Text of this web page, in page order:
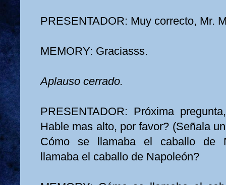
PRESENTADOR: Muy correcto, Mr.
MEMORY: Graciasss.
Aplauso cerrado.
PRESENTADOR: Próxima
Hable mas alto, por favor? (Señala
Cómo se llamaba el caballo de
llamaba el caballo de Napoleón?